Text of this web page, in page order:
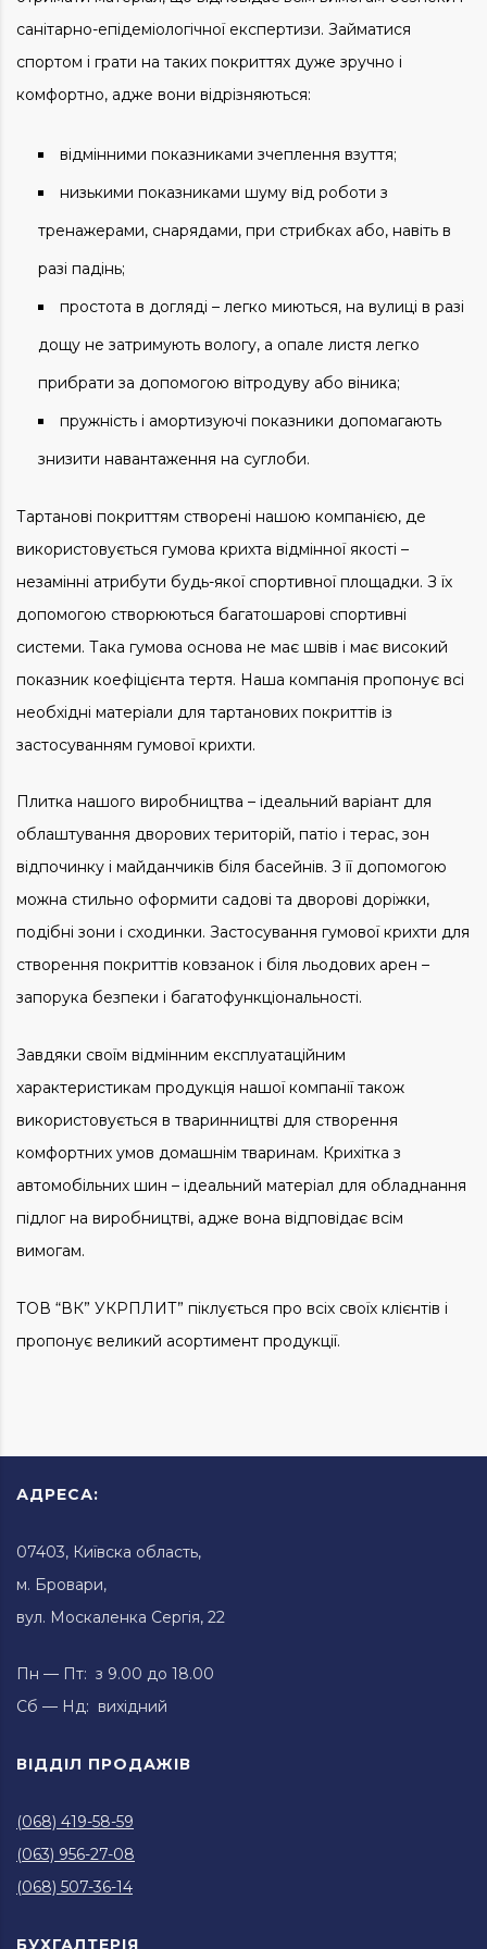
санітарно-епідеміологічної експертизи. Займатися
спортом і грати на таких покриттях дуже зручно і
комфортно, адже вони відрізняються:
відмінними показниками зчеплення взуття;
низькими показниками шуму від роботи з
тренажерами, снарядами, при стрибках або, навіть в
разі падінь;
простота в догляді – легко миються, на вулиці в разі
дощу не затримують вологу, а опале листя легко
прибрати за допомогою вітродуву або віника;
пружність і амортизуючі показники допомагають
знизити навантаження на суглоби.
Тартанові покриттям створені нашою компанією, де
використовується гумова крихта відмінної якості –
незамінні атрибути будь-якої спортивної площадки. З їх
допомогою створюються багатошарові спортивні
системи. Така гумова основа не має швів і має високий
показник коефіцієнта тертя. Наша компанія пропонує всі
необхідні матеріали для тартанових покриттів із
застосуванням гумової крихти.
Плитка нашого виробництва – ідеальний варіант для
облаштування дворових територій, патіо і терас, зон
відпочинку і майданчиків біля басейнів. З її допомогою
можна стильно оформити садові та дворові доріжки,
подібні зони і сходинки. Застосування гумової крихти для
створення покриттів ковзанок і біля льодових арен –
запорука безпеки і багатофункціональності.
Завдяки своїм відмінним експлуатаційним
характеристикам продукція нашої компанії також
використовується в тваринництві для створення
комфортних умов домашнім тваринам. Крихітка з
автомобільних шин – ідеальний матеріал для обладнання
підлог на виробництві, адже вона відповідає всім
вимогам.
ТОВ “ВК” УКРПЛИТ” піклується про всіх своїх клієнтів і
пропонує великий асортимент продукції.
АДРЕСА:
07403, Київска область,
м. Бровари,
вул. Москаленка Сергія, 22
Пн — Пт: з 9.00 до 18.00
Сб — Нд: вихідний
ВІДДІЛ ПРОДАЖІВ
(068) 419-58-59
(063) 956-27-08
(068) 507-36-14
БУХГАЛТЕРІЯ